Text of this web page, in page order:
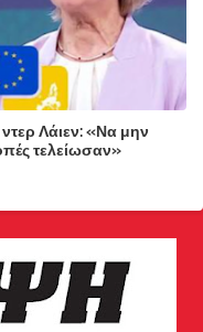
Λάιεν: «Να μην
τελείωσαν»